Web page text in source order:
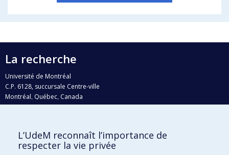
La recherche
Université de Montréal
C.P. 6128, succursale Centre-ville
Montréal, Québec, Canada
H3C 3J7
Qui fait quoi?
L’UdeM reconnaît l’importance de
respecter la vie privée